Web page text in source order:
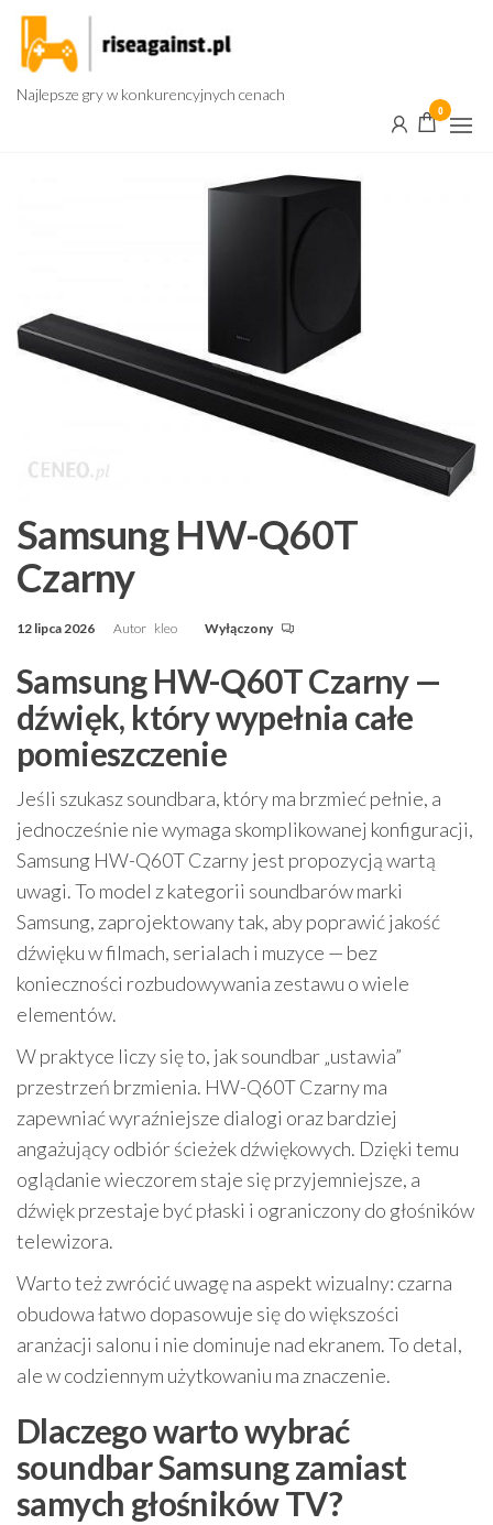
Przejdź
treści
Najlepsze gry w konkurencyjnych cenach
0
Samsung HW-Q60T
Czarny
12 lipca 2026 Autor kleo Wyłączony
Samsung HW-Q60T Czarny —
dźwięk, który wypełnia całe
pomieszczenie
Jeśli szukasz soundbara, który ma brzmieć pełnie, a
jednocześnie nie wymaga skomplikowanej konfiguracji,
Samsung HW-Q60T Czarny jest propozycją wartą
uwagi. To model z kategorii soundbarów marki
Samsung, zaprojektowany tak, aby poprawić jakość
dźwięku w filmach, serialach i muzyce — bez
konieczności rozbudowywania zestawu o wiele
elementów.
W praktyce liczy się to, jak soundbar „ustawia”
przestrzeń brzmienia. HW-Q60T Czarny ma
zapewniać wyraźniejsze dialogi oraz bardziej
angażujący odbiór ścieżek dźwiękowych. Dzięki temu
oglądanie wieczorem staje się przyjemniejsze, a
dźwięk przestaje być płaski i ograniczony do głośników
telewizora.
Warto też zwrócić uwagę na aspekt wizualny: czarna
obudowa łatwo dopasowuje się do większości
aranżacji salonu i nie dominuje nad ekranem. To detal,
ale w codziennym użytkowaniu ma znaczenie.
Dlaczego warto wybrać
soundbar Samsung zamiast
samych głośników TV?